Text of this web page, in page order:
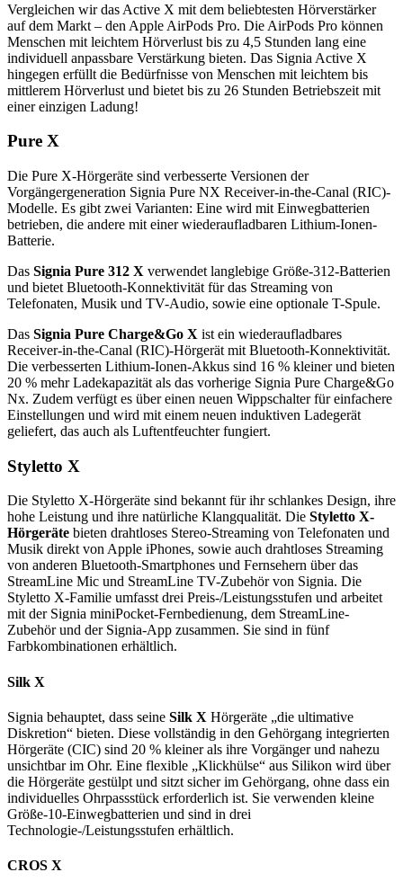
Vergleichen wir das Active X mit dem beliebtesten Hörverstärker
auf dem Markt – den Apple AirPods Pro. Die AirPods Pro können
Menschen mit leichtem Hörverlust bis zu 4,5 Stunden lang eine
individuell anpassbare Verstärkung bieten. Das Signia Active X
hingegen erfüllt die Bedürfnisse von Menschen mit leichtem bis
mittlerem Hörverlust und bietet bis zu 26 Stunden Betriebszeit mit
einer einzigen Ladung!
Pure X
Die Pure X-Hörgeräte sind verbesserte Versionen der
Vorgängergeneration Signia Pure NX Receiver-in-the-Canal (RIC)-
Modelle. Es gibt zwei Varianten: Eine wird mit Einwegbatterien
betrieben, die andere mit einer wiederaufladbaren Lithium-Ionen-
Batterie.
Das Signia Pure 312 X verwendet langlebige Größe-312-Batterien
und bietet Bluetooth-Konnektivität für das Streaming von
Telefonaten, Musik und TV-Audio, sowie eine optionale T-Spule.
Das Signia Pure Charge&Go X ist ein wiederaufladbares
Receiver-in-the-Canal (RIC)-Hörgerät mit Bluetooth-Konnektivität.
Die verbesserten Lithium-Ionen-Akkus sind 16 % kleiner und bieten
20 % mehr Ladekapazität als das vorherige Signia Pure Charge&Go
Nx. Zudem verfügt es über einen neuen Wippschalter für einfachere
Einstellungen und wird mit einem neuen induktiven Ladegerät
geliefert, das auch als Luftentfeuchter fungiert.
Styletto X
Die Styletto X-Hörgeräte sind bekannt für ihr schlankes Design, ihre
hohe Leistung und ihre natürliche Klangqualität. Die Styletto X-
Hörgeräte bieten drahtloses Stereo-Streaming von Telefonaten und
Musik direkt von Apple iPhones, sowie auch drahtloses Streaming
von anderen Bluetooth-Smartphones und Fernsehern über das
StreamLine Mic und StreamLine TV-Zubehör von Signia. Die
Styletto X-Familie umfasst drei Preis-/Leistungsstufen und arbeitet
mit der Signia miniPocket-Fernbedienung, dem StreamLine-
Zubehör und der Signia-App zusammen. Sie sind in fünf
Farbkombinationen erhältlich.
Silk X
Signia behauptet, dass seine Silk X Hörgeräte „die ultimative
Diskretion“ bieten. Diese vollständig in den Gehörgang integrierten
Hörgeräte (CIC) sind 20 % kleiner als ihre Vorgänger und nahezu
unsichtbar im Ohr. Eine flexible „Klickhülse“ aus Silikon wird über
die Hörgeräte gestülpt und sitzt sicher im Gehörgang, ohne dass ein
individuelles Ohrpassstück erforderlich ist. Sie verwenden kleine
Größe-10-Einwegbatterien und sind in drei
Technologie-/Leistungsstufen erhältlich.
CROS X